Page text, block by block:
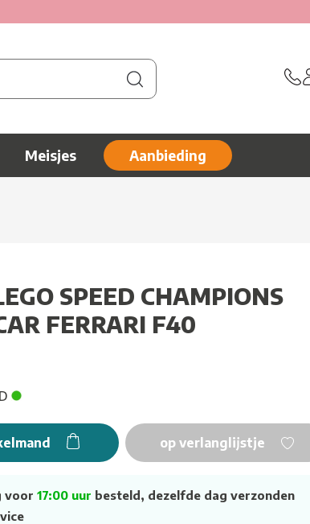
Meisjes Aanbieding
SPEED CHAMPIONS
FERRARI F40
op verlanglijstje
voor 17:00 uur besteld, dezelfde dag verzonden